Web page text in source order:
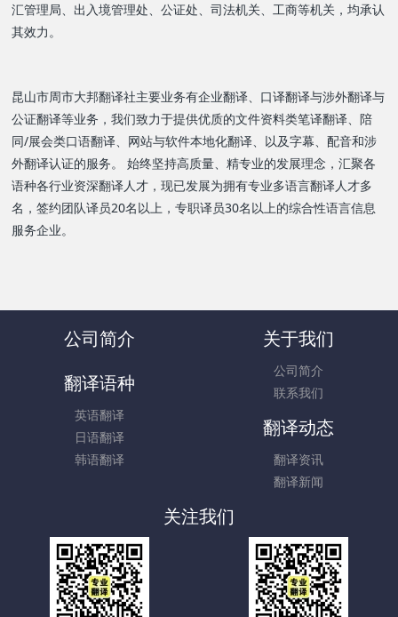
汇管理局、出入境管理处、公证处、司法机关、工商等机关，均承认
其效力。
昆山市周市大邦翻译社主要业务有企业翻译、口译翻译与涉外翻译与
公证翻译等业务，我们致力于提供优质的文件资料类笔译翻译、陪
同/展会类口语翻译、网站与软件本地化翻译、以及字幕、配音和涉
外翻译认证的服务。 始终坚持高质量、精专业的发展理念，汇聚各
语种各行业资深翻译人才，现已发展为拥有专业多语言翻译人才多
名，签约团队译员20名以上，专职译员30名以上的综合性语言信息
服务企业。
公司简介 关于我们
公司简介
联系我们
翻译语种
英语翻译
日语翻译
韩语翻译
翻译动态
翻译资讯
翻译新闻
关注我们